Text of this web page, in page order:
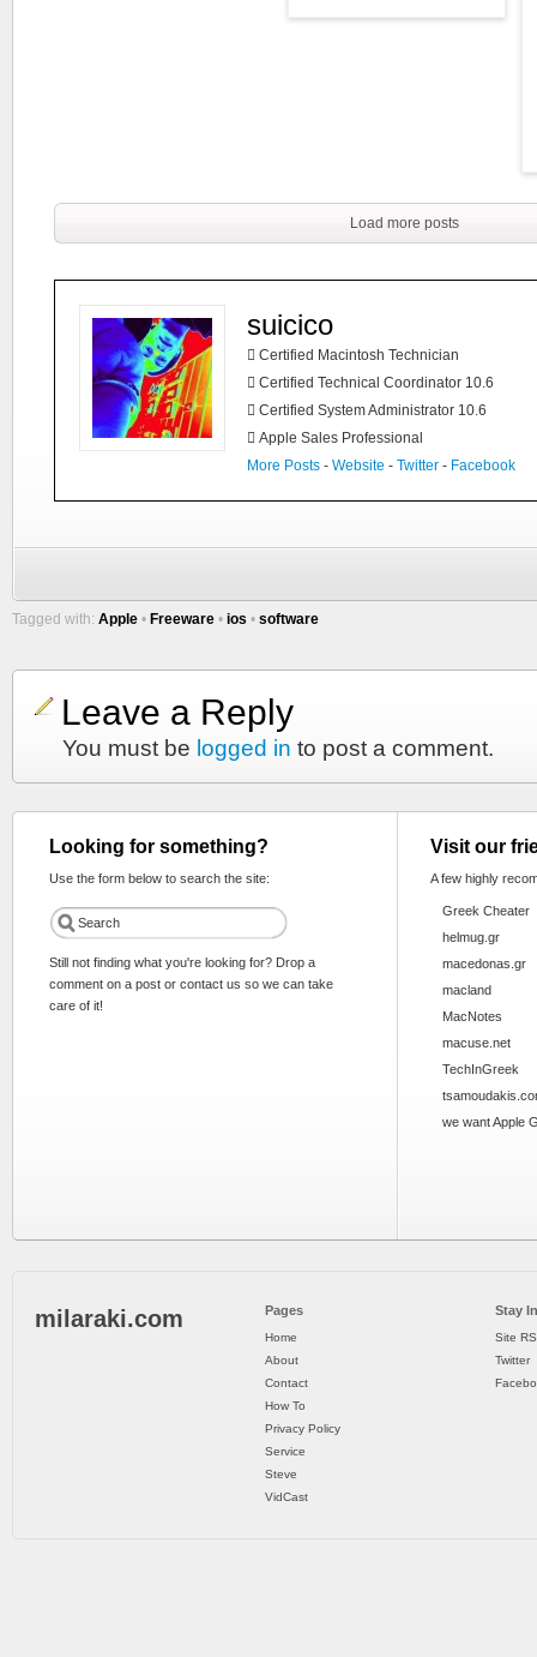
Load more posts
suicico
 Certified Macintosh Technician
 Certified Technical Coordinator 10.6
 Certified System Administrator 10.6
 Apple Sales Professional
More Posts - Website - Twitter - Facebook
Tagged with: Apple • Freeware • ios • software
Leave a Reply
You must be logged in to post a comment.
Looking for something?
Use the form below to search the site:
Still not finding what you're looking for? Drop a
comment on a post or contact us so we can take
care of it!
Visit our
A few highly
Greek Cheater
helmug.gr
macedonas.gr
macland
MacNotes
macuse.net
TechInGreek
we want Apple
milaraki.com Pages
Home
About
Contact
How To
Privacy Policy
Service
Steve
VidCast
Stay
Site
Twitter